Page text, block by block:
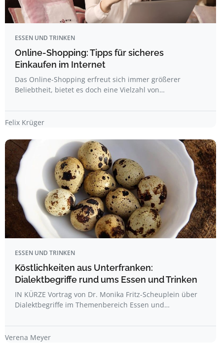
ESSEN UND TRINKEN
Online-Shopping: Tipps für sicheres
Einkaufen im Internet
Das Online-Shopping erfreut sich immer größerer
Beliebtheit, bietet es doch eine Vielzahl von…
Felix Krüger
ESSEN UND TRINKEN
Köstlichkeiten aus Unterfranken:
Dialektbegriffe rund ums Essen und Trinken
IN KÜRZE Vortrag von Dr. Monika Fritz-Scheuplein über
Dialektbegriffe im Themenbereich Essen und…
Verena Meyer